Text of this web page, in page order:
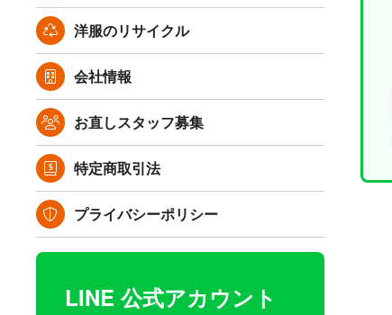
洋服のリサイクル
会社情報
お直しスタッフ募集
特定商取引法
プライバシーポリシー
LINE 公式アカウント